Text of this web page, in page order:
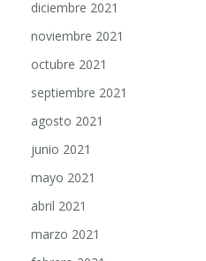
noviembre 2021
octubre 2021
septiembre 2021
agosto 2021
junio 2021
mayo 2021
abril 2021
marzo 2021
febrero 2021